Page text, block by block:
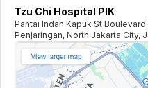
Tzu Chi Hospital PIK
Pantai Indah Kapuk St
Penjaringan, North Jakarta City,